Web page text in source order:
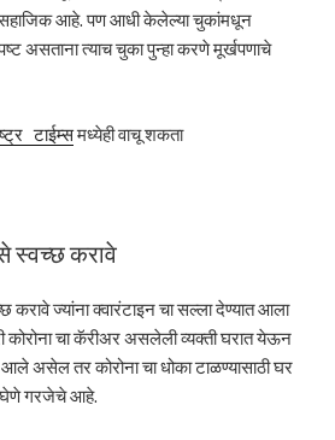
सहाजिक आहे. पण आधी केलेल्या चुकांमधून
असताना त्याच चुका पुन्हा करणे मूर्खपणाचे
टाईम्समध्येही वाचू शकता
स्वच्छ करावे
ज्यांना क्वारंटाइन चा सल्ला देण्यात आला
कोरोना चा कॅरीअर असलेली व्यक्ती घरात येऊन
असेल तर कोरोना चा धोका टाळण्यासाठी घर
गरजेचे आहे.